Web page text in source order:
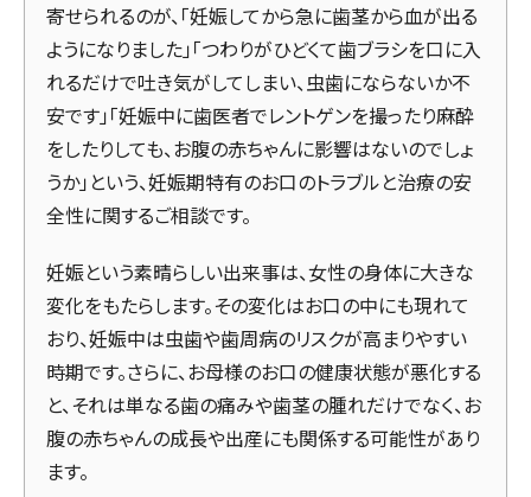
寄せられるのが、「妊娠してから急に歯茎から血が出る
ようになりました」「つわりがひどくて歯ブラシを口に入
れるだけで吐き気がしてしまい、虫歯にならないか不
安です」「妊娠中に歯医者でレントゲンを撮ったり麻酔
をしたりしても、お腹の赤ちゃんに影響はないのでしょ
うか」という、妊娠期特有のお口のトラブルと治療の安
全性に関するご相談です。
妊娠という素晴らしい出来事は、女性の身体に大きな
変化をもたらします。その変化はお口の中にも現れて
おり、妊娠中は虫歯や歯周病のリスクが高まりやすい
時期です。さらに、お母様のお口の健康状態が悪化する
と、それは単なる歯の痛みや歯茎の腫れだけでなく、お
腹の赤ちゃんの成長や出産にも関係する可能性があり
ます。